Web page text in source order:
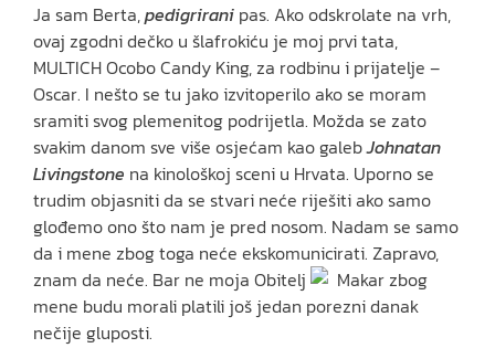
Ja sam Berta,pedigrirani pas. Ako odskrolate na vrh,
ovaj zgodni dečko u šlafrokiću je moj prvi tata,
MULTICH Ocobo Candy King, za rodbinu i prijatelje –
Oscar. I nešto se tu jako izvitoperilo ako se moram
sramiti svog plemenitog podrijetla. Možda se zato
svakim danom sve više osjećam kao galebJohnatan
Livingstone na kinološkoj sceni u Hrvata. Uporno se
trudim objasniti da se stvari neće riješiti ako samo
glođemo ono što nam je pred nosom. Nadam se samo
da i mene zbog toga neće ekskomunicirati. Zapravo,
znam da neće. Bar ne moja Obitelj
Makar zbog
mene budu morali platili još jedan porezni danak
nečije gluposti.